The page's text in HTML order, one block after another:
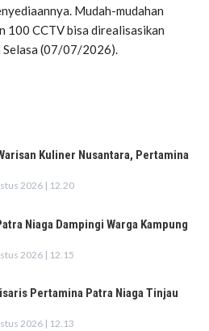
Mudah-mudahan
100 CCTV bisa direalisasikan
Selasa (07/07/2026).
Kuliner Nusantara, Pertamina
2026 | 12.20
Niaga Dampingi Warga Kampung
2026 | 12.15
Pertamina Patra Niaga Tinjau
2026 | 12.13